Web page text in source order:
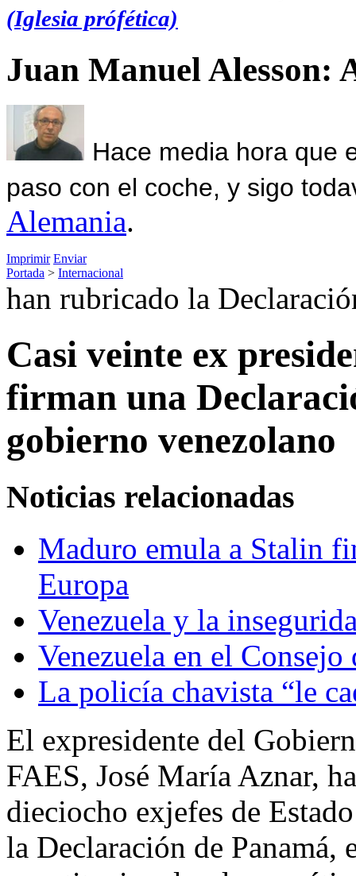
(Iglesia prófética)
Juan Manuel Alesson:
Hace media hora que
paso con el coche, y sigo
Alemania.
Imprimir Enviar
Portada > Internacional
han rubricado la
Casi veinte ex
firman una
gobierno venezolano
Noticias relacionadas
Maduro emula a Stalin
Europa
Venezuela y la
Venezuela en el
La policía chavista “le
El expresidente del
FAES, José María Aznar,
dieciocho exjefes de
la Declaración de Panamá,